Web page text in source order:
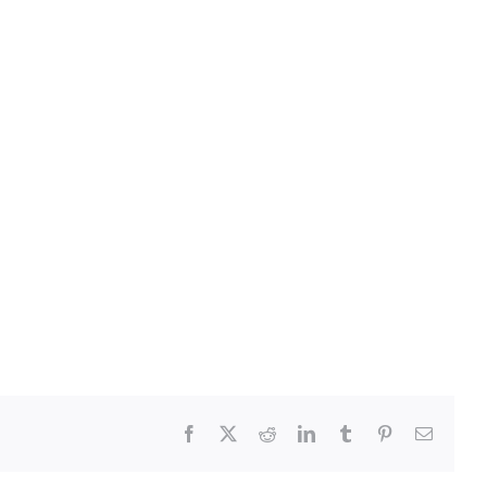
Facebook RedditLinkedInTumblr PinterestEmail